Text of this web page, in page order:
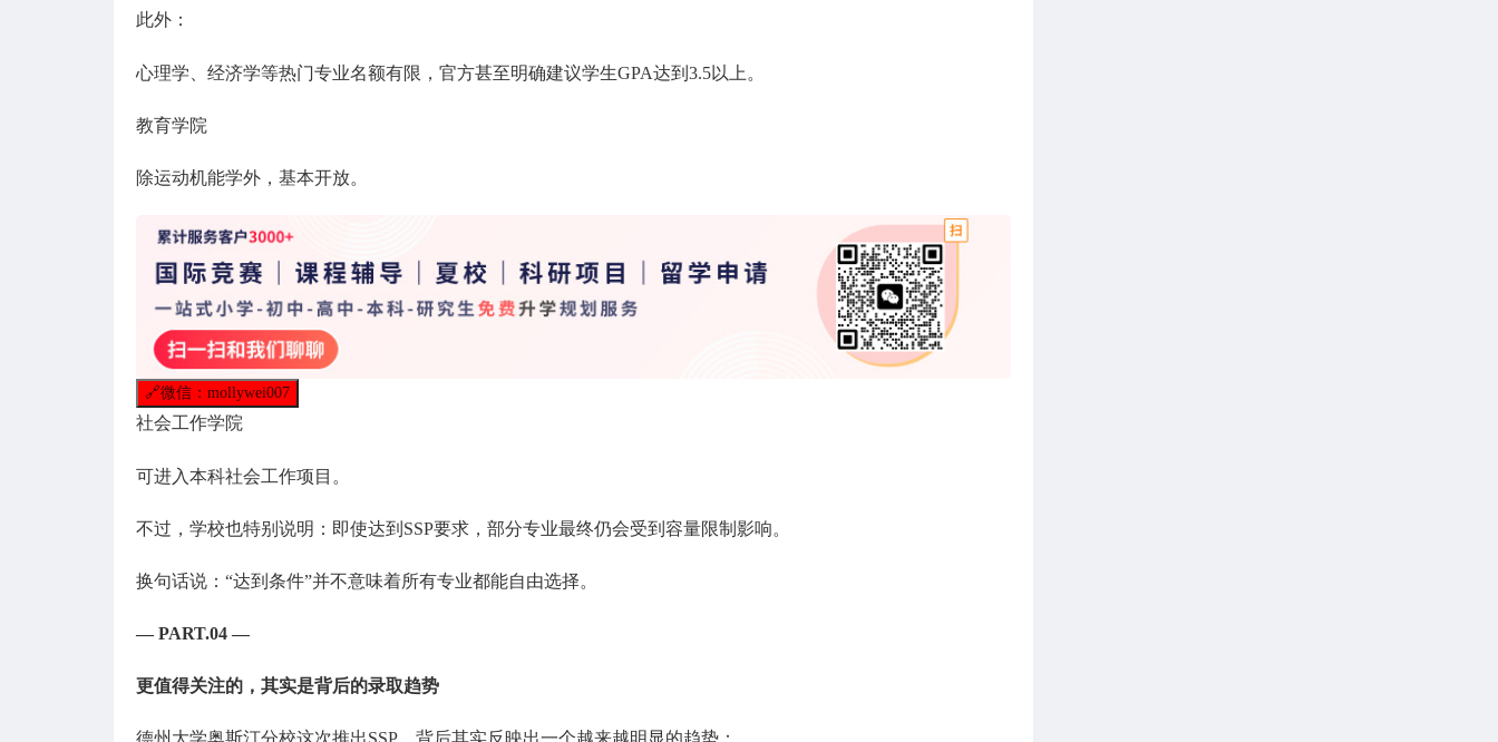
此外：
心理学、经济学等热门专业名额有限，官方甚至明确建议学生GPA达到3.5以上。
教育学院
除运动机能学外，基本开放。
🔗微信：mollywei007
社会工作学院
可进入本科社会工作项目。
不过，学校也特别说明：即使达到SSP要求，部分专业最终仍会受到容量限制影响。
换句话说：“达到条件”并不意味着所有专业都能自由选择。
— PART.04 —
更值得关注的，其实是背后的录取趋势